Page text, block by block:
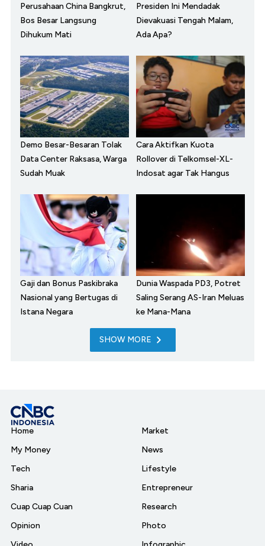
Perusahaan China Bangkrut,
Bos Besar Langsung
Dihukum Mati
Presiden Ini Mendadak
Dievakuasi Tengah Malam,
Ada Apa?
Demo Besar-Besaran Tolak
Data Center Raksasa, Warga
Sudah Muak
Cara Aktifkan Kuota
Rollover di Telkomsel-XL-
Indosat agar Tak Hangus
Gaji dan Bonus Paskibraka
Nasional yang Bertugas di
Istana Negara
Dunia Waspada PD3, Potret
Saling Serang AS-Iran Meluas
ke Mana-Mana
SHOW MORE
Home
My Money
Tech
Sharia
Cuap Cuap Cuan
Opinion
Market
News
Lifestyle
Entrepreneur
Research
Photo